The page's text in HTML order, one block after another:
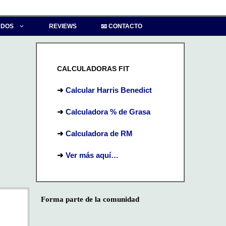
REVIEWS 📧 CONTACTO
CALCULADORAS FIT
➜ Calcular Harris Benedict
➜ Calculadora % de Grasa
➜ Calculadora de RM
➜ Ver más aquí…
Forma parte de la comunidad